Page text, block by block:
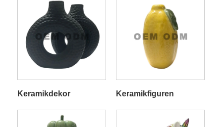
Keramikdekor Keramikfiguren